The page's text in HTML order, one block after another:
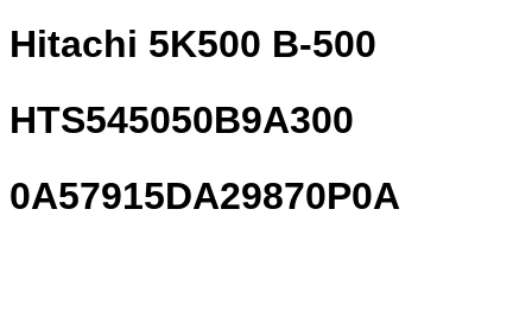
Hitachi 5K500 B-500
HTS545050B9A300
0A57915DA29870P0A